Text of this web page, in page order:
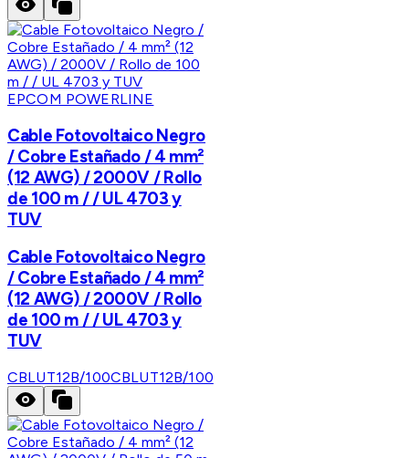
EPCOM POWERLINE
Cable Fotovoltaico Negro
/ Cobre Estañado / 4 mm²
(12 AWG) / 2000V / Rollo
de 100 m / / UL 4703 y
TUV
Cable Fotovoltaico Negro
/ Cobre Estañado / 4 mm²
(12 AWG) / 2000V / Rollo
de 100 m / / UL 4703 y
TUV
CBLUT12B/100CBLUT12B/100